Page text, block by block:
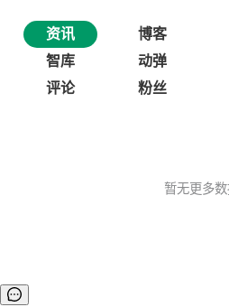
资讯 博客
智库
动弹
评论
粉丝
暂无更多